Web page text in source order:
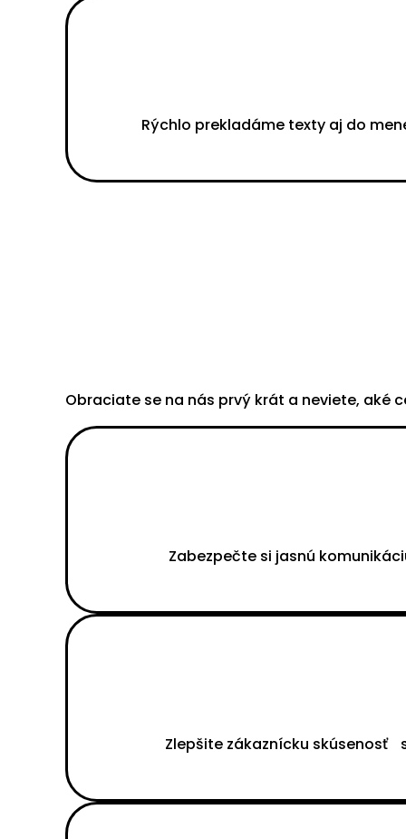
Rýchlo prekladáme texty aj do
Obraciate se na nás prvý krát a neviete, aké
Zabezpečte si jasnú
Zlepšite zákaznícku skúsenosť